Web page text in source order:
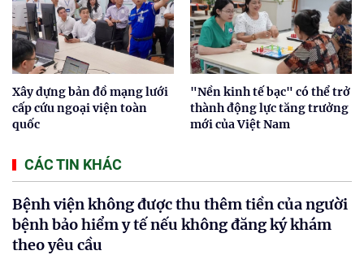
Xây dựng bản đồ mạng lưới
cấp cứu ngoại viện toàn
quốc
"Nền kinh tế bạc" có thể trở
thành động lực tăng trưởng
mới của Việt Nam
CÁC TIN KHÁC
Bệnh viện không được thu thêm tiền của người
bệnh bảo hiểm y tế nếu không đăng ký khám
theo yêu cầu